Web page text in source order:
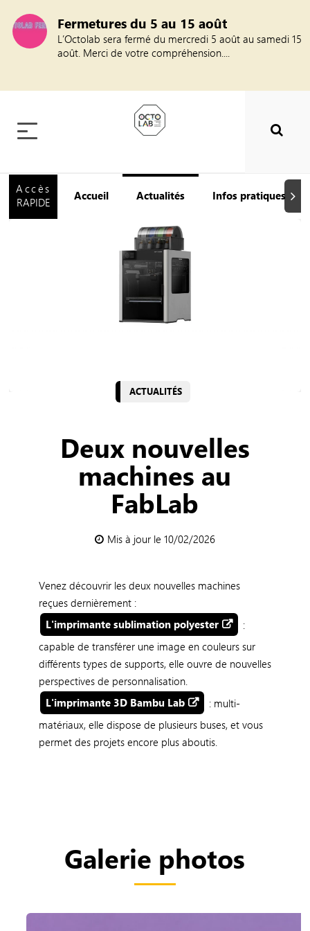
Fermetures du 5 au 15 août
L’Octolab sera fermé du mercredi 5 août au samedi 15
août. Merci de votre compréhension....
Accès
RAPIDE
Accueil Actualités Infos pratiques
ACTUALITÉS
Deux nouvelles
machines au
FabLab
Mis à jour le 10/02/2026
Venez découvrir les deux nouvelles machines
reçues dernièrement :
L'imprimante sublimation polyester
:
capable de transférer une image en couleurs sur
différents types de supports, elle ouvre de nouvelles
perspectives de personnalisation.
L'imprimante 3D Bambu Lab
: multi-
matériaux, elle dispose de plusieurs buses, et vous
permet des projets encore plus aboutis.
Galerie photos